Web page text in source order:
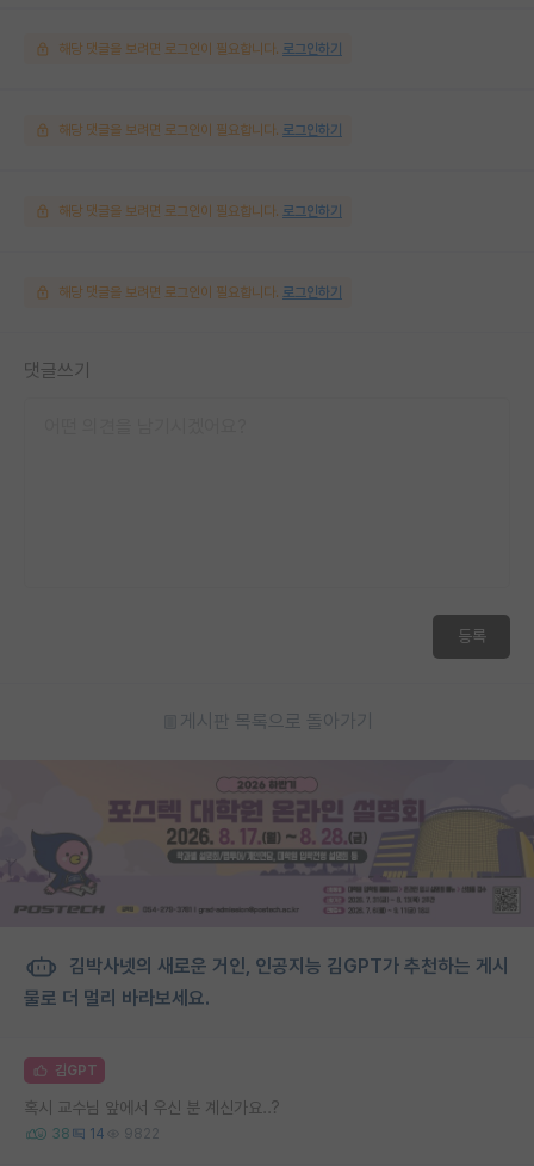
해당 댓글을 보려면 로그인이 필요합니다. 로그인하기
해당 댓글을 보려면 로그인이 필요합니다. 로그인하기
해당 댓글을 보려면 로그인이 필요합니다. 로그인하기
해당 댓글을 보려면 로그인이 필요합니다. 로그인하기
댓글쓰기
등록
게시판 목록으로 돌아가기
김박사넷의 새로운 거인, 인공지능 김GPT가 추천하는 게시
물로 더 멀리 바라보세요.
김GPT
혹시 교수님 앞에서 우신 분 계신가요..?
38 14 9822